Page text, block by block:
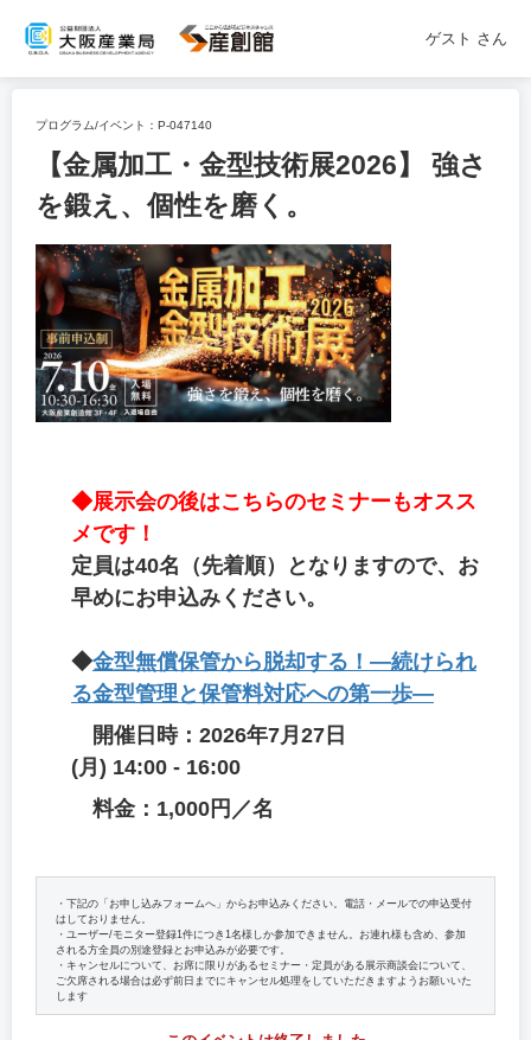
ゲスト さん
プログラム/イベント： P-047140
【金属加工・金型技術展2026】 強さ
を鍛え、個性を磨く。
◆展示会の後はこちらのセミナーもオスス
メです！
定員は40名（先着順）となりますので、お
早めにお申込みください。
◆金型無償保管から脱却する！―続けられ
る金型管理と保管料対応への第一歩―
開催日時：2026年7月27日
(月) 14:00 - 16:00
料金：1,000円／名
・下記の「お申し込みフォームへ」からお申込みください。電話・メールでの申込受付
はしておりません。
・ユーザー/モニター登録1件につき1名様しか参加できません。お連れ様も含め、参加
される方全員の別途登録とお申込みが必要です。
・キャンセルについて、お席に限りがあるセミナー・定員がある展示商談会について、
ご欠席される場合は必ず前日までにキャンセル処理をしていただきますようお願いいた
します